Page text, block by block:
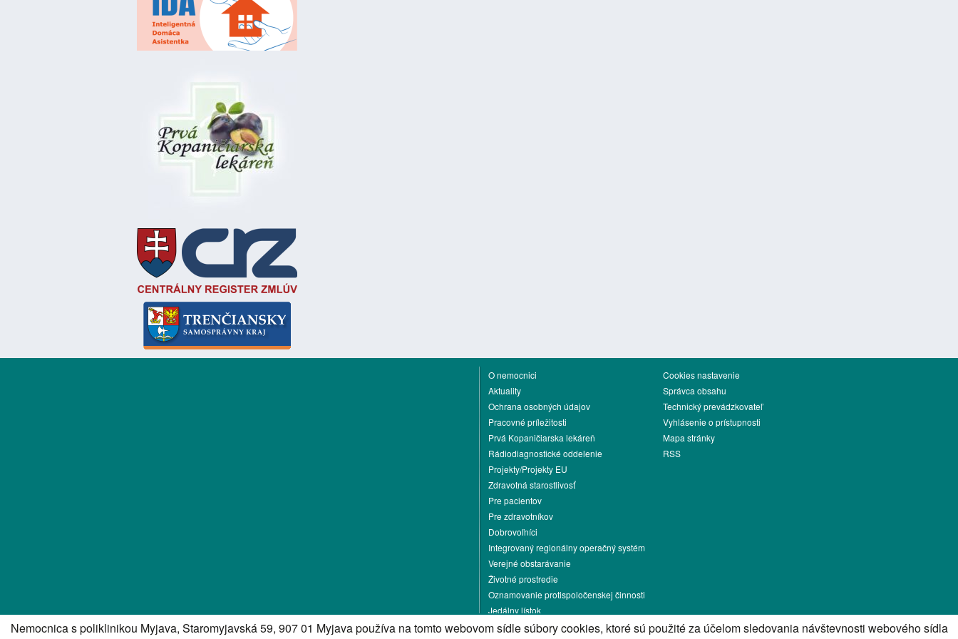
O nemocnici
Aktuality
Ochrana osobných údajov
Pracovné príležitosti
Prvá Kopaničiarska lekáreň
Rádiodiagnostické oddelenie
Projekty/Projekty EU
Zdravotná starostlivosť
Pre pacientov
Pre zdravotníkov
Dobrovoľníci
Integrovaný regionálny operačný systém
Verejné obstarávanie
Životné prostredie
Oznamovanie protispoločenskej činnosti
Jedálny lístok
Kontakt
Cookies nastavenie
Správca obsahu
Technický prevádzkovateľ
Vyhlásenie o prístupnosti
Mapa stránky
RSS
Nemocnica s poliklinikou Myjava, Staromyjavská 59, 907 01 Myjava používa na tomto webovom sídle súbory cookies, ktoré sú použité za účelom sledovania návštevnosti webového sídla